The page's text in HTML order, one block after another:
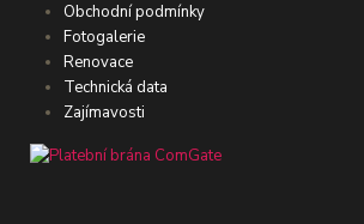
Obchodní podmínky
Fotogalerie
Renovace
Technická data
Zajímavosti